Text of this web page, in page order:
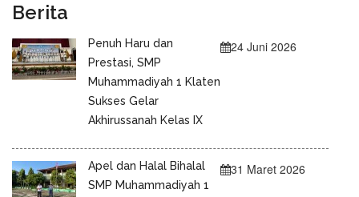
Berita
Penuh Haru dan
Prestasi, SMP
Muhammadiyah 1 Klaten
Sukses Gelar
Akhirussanah Kelas IX
24 Juni 2026
Apel dan Halal Bihalal
SMP Muhammadiyah 1
31 Maret 2026